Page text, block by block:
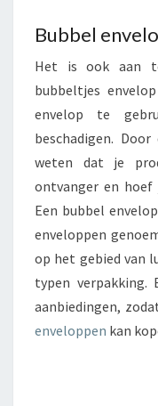
Bubbel
Het is ook aan
bubbeltjes
envelop te
beschadigen.
weten dat je
ontvanger en
Een bubbel
enveloppen
op het gebied van
typen verpakking.
aanbiedingen,
enveloppen kan